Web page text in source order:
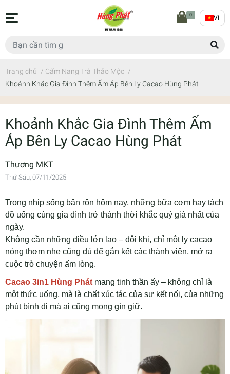
0 VI
Trang chủ / Cẩm Nang Trà Thảo Mộc /
Khoảnh Khắc Gia Đình Thêm Ấm Áp Bên Ly Cacao Hùng Phát
Khoảnh Khắc Gia Đình Thêm Ấm
Áp Bên Ly Cacao Hùng Phát
Thương MKT
Thứ Sáu, 07/11/2025
Trong nhịp sống bận rộn hôm nay, những bữa cơm hay tách
đồ uống cùng gia đình trở thành thời khắc quý giá nhất của
ngày.
Không cần những điều lớn lao – đôi khi, chỉ một ly cacao
nóng thơm nhẹ cũng đủ để gắn kết các thành viên, mở ra
cuộc trò chuyện ấm lòng.
Cacao 3in1 Hùng Phát mang tinh thần ấy – không chỉ là
một thức uống, mà là chất xúc tác của sự kết nối, của những
phút bình dị mà ai cũng mong gìn giữ.